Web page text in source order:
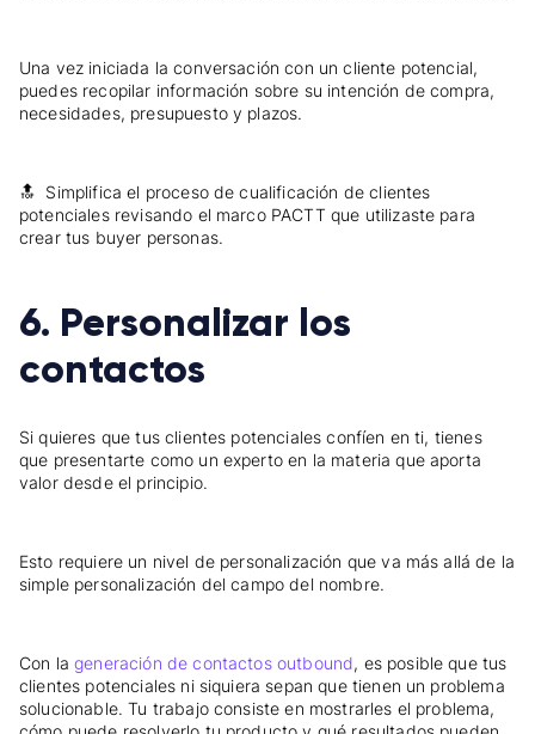
Una vez iniciada la conversación con un cliente potencial,
puedes recopilar información sobre su intención de compra,
necesidades, presupuesto y plazos.
🔝 Simplifica el proceso de cualificación de clientes
potenciales revisando el marco PACTT que utilizaste para
crear tus buyer personas.
6. Personalizar los
contactos
Si quieres que tus clientes potenciales confíen en ti, tienes
que presentarte como un experto en la materia que aporta
valor desde el principio.
Esto requiere un nivel de personalización que va más allá de la
simple personalización del campo del nombre.
Con lageneración de contactos outbound, es posible que tus
clientes potenciales ni siquiera sepan que tienen un problema
solucionable. Tu trabajo consiste en mostrarles el problema,